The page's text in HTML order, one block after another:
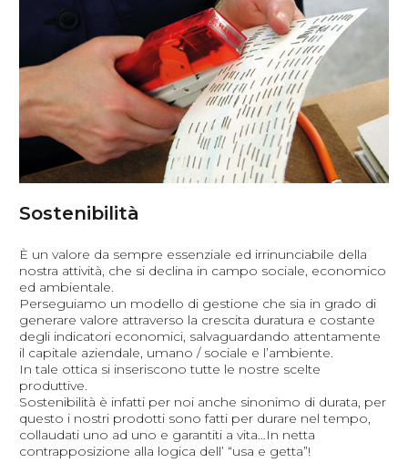
Sostenibilità
È un valore da sempre essenziale ed irrinunciabile della
nostra attività, che si declina in campo sociale, economico
ed ambientale.
Perseguiamo un modello di gestione che sia in grado di
generare valore attraverso la crescita duratura e costante
degli indicatori economici, salvaguardando attentamente
il capitale aziendale, umano / sociale e l’ambiente.
In tale ottica si inseriscono tutte le nostre scelte
produttive.
Sostenibilità è infatti per noi anche sinonimo di durata, per
questo i nostri prodotti sono fatti per durare nel tempo,
collaudati uno ad uno e garantiti a vita…In netta
contrapposizione alla logica dell’ “usa e getta”!